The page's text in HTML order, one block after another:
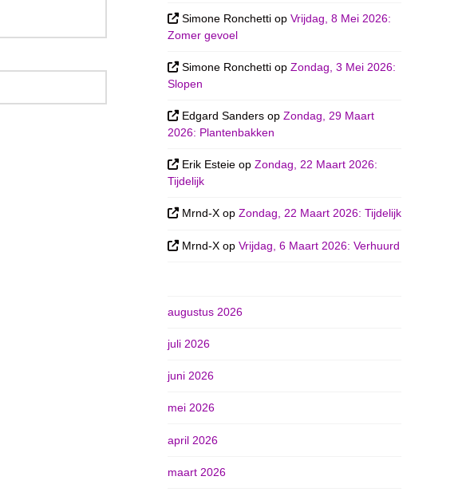
Simone Ronchetti opVrijdag, 8 Mei 2026:
Zomer gevoel
Simone Ronchetti opZondag, 3 Mei 2026:
Slopen
Edgard Sanders opZondag, 29 Maart
2026: Plantenbakken
Erik Esteie opZondag, 22 Maart 2026:
Tijdelijk
Mrnd-X opZondag, 22 Maart 2026: Tijdelijk
Mrnd-X opVrijdag, 6 Maart 2026: Verhuurd
augustus 2026
juli 2026
juni 2026
mei 2026
april 2026
maart 2026